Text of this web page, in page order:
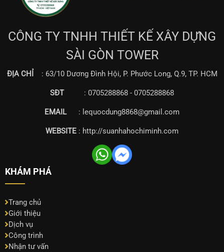
CÔNG TY TNHH THIẾT KẾ XÂY DỰNG
SÀI GÒN TOWER
ĐỊA CHỈ : 63/10 Dương Đình Hội, P. Phước Long, Q.9, TP. HCM
SĐT: 0705288868 - 0705288868
EMAIL: lequocdung8868@gmail.com
WEBSITE : http://suanhahochiminh.com
KHÁM PHÁ
Trang chủ
Giới thiệu
Dịch vụ
Công trình
Nhận tư vấn